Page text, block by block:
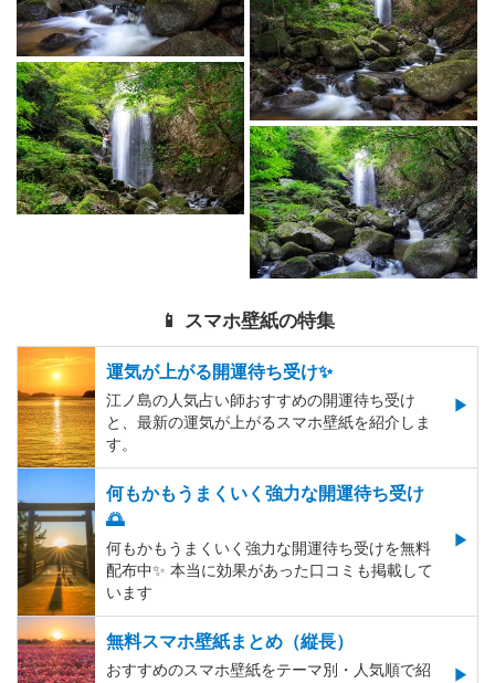
📱 スマホ壁紙の特集
運気が上がる開運待ち受け✨
江ノ島の人気占い師おすすめの開運待ち受け
と、最新の運気が上がるスマホ壁紙を紹介しま
す。
何もかもうまくいく強力な開運待ち受け
🌅
何もかもうまくいく強力な開運待ち受けを無料
配布中✨️ 本当に効果があった口コミも掲載して
います
無料スマホ壁紙まとめ（縦長）
おすすめのスマホ壁紙をテーマ別・人気順で紹